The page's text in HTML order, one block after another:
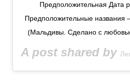
Предположительная Дата
Предположительные названия
(Мальдивы. Сделано с
A post shared by